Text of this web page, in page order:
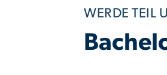
WERDE TEIL